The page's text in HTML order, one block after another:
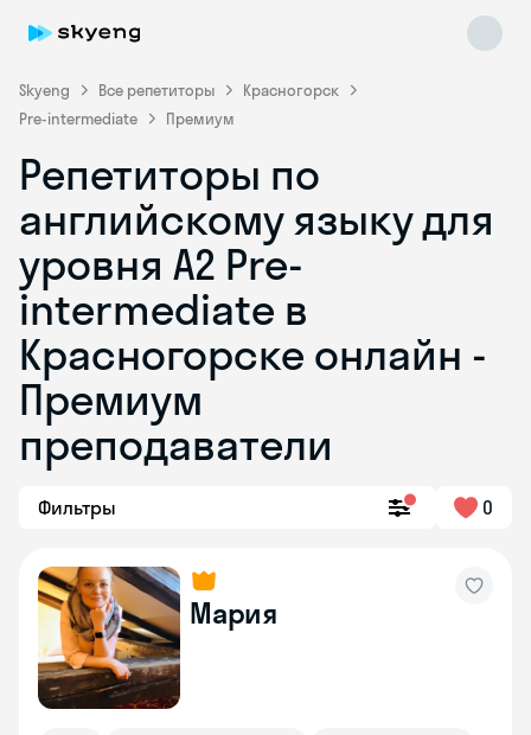
Skyeng Все репетиторы
Красногорск
Pre-intermediate
Премиум
Репетиторы по
английскому языку для
уровня A2 Pre-
intermediate в
Красногорске онлайн -
Премиум
преподаватели
Фильтры 0
Мария
Skyeng Chat